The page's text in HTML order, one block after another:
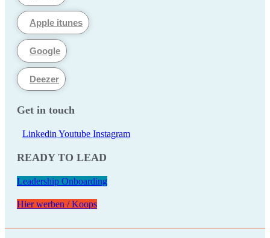
Apple itunes
Google
Deezer
Get in touch
Linkedin Youtube Instagram
READY TO LEAD
Leadership Onboarding
Hier werben / Koops